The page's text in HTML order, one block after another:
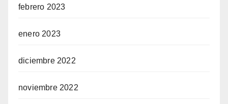
febrero 2023
enero 2023
diciembre 2022
noviembre 2022